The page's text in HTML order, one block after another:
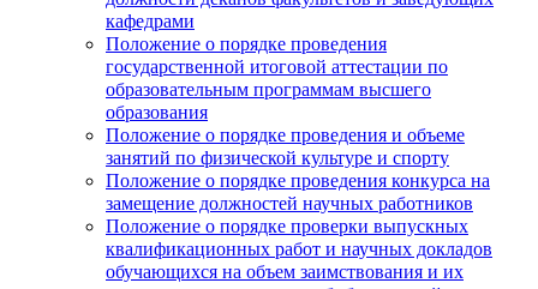
кафедрами
Положение о порядке проведения
государственной итоговой аттестации по
образовательным программам высшего
образования
Положение о порядке проведения и объеме
занятий по физической культуре и спорту
Положение о порядке проведения конкурса на
замещение должностей научных работников
Положение о порядке проверки выпускных
квалификационных работ и научных докладов
обучающихся на объем заимствования и их